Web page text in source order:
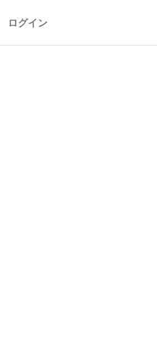
ログイン